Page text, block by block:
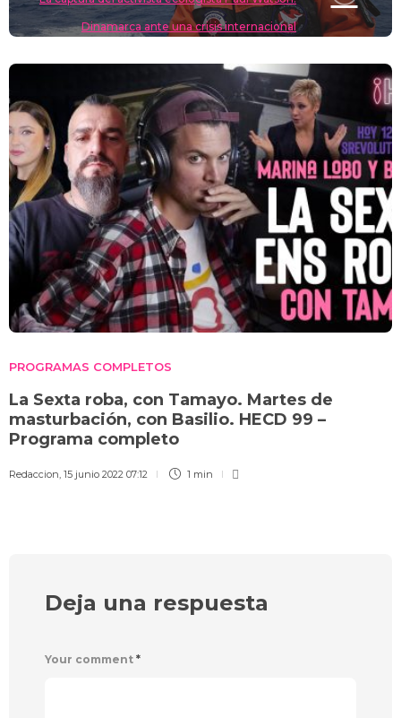
Dinamarca ante una crisis internacional
PROGRAMAS COMPLETOS
La Sexta roba, con Tamayo. Martes de
masturbación, con Basilio. HECD 99 –
Programa completo
Redaccion 15 junio 2022 07:12 1 min
Deja una respuesta
Your comment *